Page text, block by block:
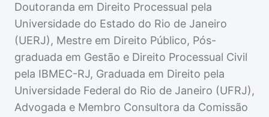
Doutoranda em Direito Processual pela
Universidade do Estado do Rio de Janeiro
(UERJ), Mestre em Direito Público, Pós-
graduada em Gestão e Direito Processual Civil
pela IBMEC-RJ, Graduada em Direito pela
Universidade Federal do Rio de Janeiro (UFRJ),
Advogada e Membro Consultora da Comissão